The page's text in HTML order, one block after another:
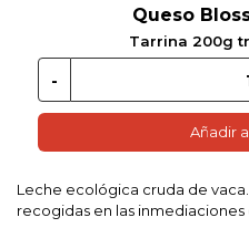
Queso
Tarrina 200g
Añadir
Leche ecológica cruda de
recogidas en las